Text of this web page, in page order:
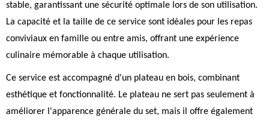
stable, garantissant une sécurité optimale lors de son utilisation.
La capacité et la taille de ce service sont idéales pour les repas
conviviaux en famille ou entre amis, offrant une expérience
culinaire mémorable à chaque utilisation.
Ce service est accompagné d'un plateau en bois, combinant
esthétique et fonctionnalité. Le plateau ne sert pas seulement à
améliorer l'apparence générale du set, mais il offre également